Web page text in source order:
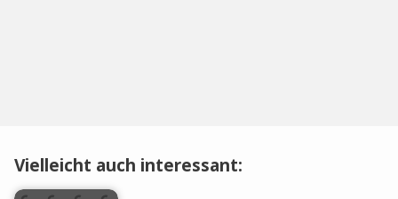
Vielleicht auch interessant: